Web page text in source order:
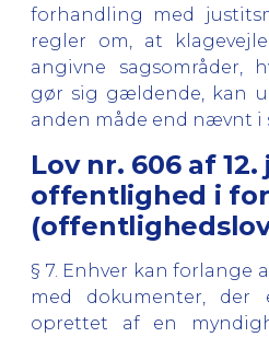
forhandling med
regler om, at
angivne sagsområder,
gør sig gældende, kan
anden måde end nævnt i
Lov nr. 606 af
offentlighed i
§ 7. Enhver kan forlange
med dokumenter,
oprettet af en